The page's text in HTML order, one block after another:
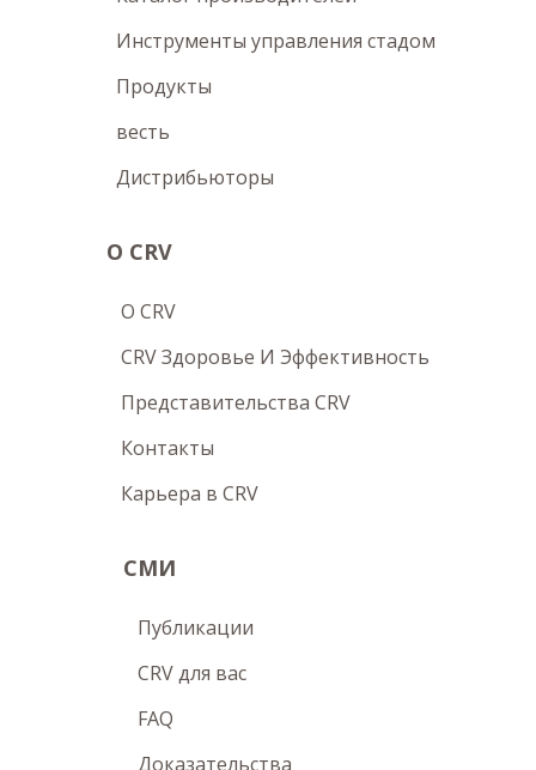
Инструменты управления стадом
Продукты
весть
Дистрибьюторы
О CRV
O CRV
CRV Здоровье И Эффективность
Представительства CRV
Контакты
Карьера в CRV
СМИ
Публикации
CRV для вас
FAQ
Доказательства